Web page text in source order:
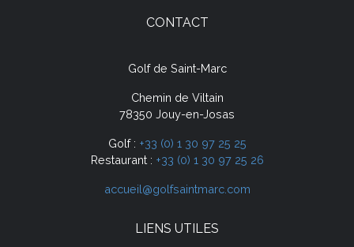
CONTACT
Golf de Saint-Marc
Chemin de Viltain
78350 Jouy-en-Josas
Golf : +33 (0) 1 30 97 25 25
Restaurant : +33 (0) 1 30 97 25 26
accueil@golfsaintmarc.com
LIENS UTILES